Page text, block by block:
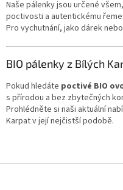
Naše pálenky jsou určené
poctivosti a autentickému
Pro vychutnání, jako dárek
BIO pálenky z Bílých
Pokud hledáte poctivé BIO
s přírodou a bez zbytečných
Prohlédněte si naši aktuální
Karpat v její nejčistší podobě.